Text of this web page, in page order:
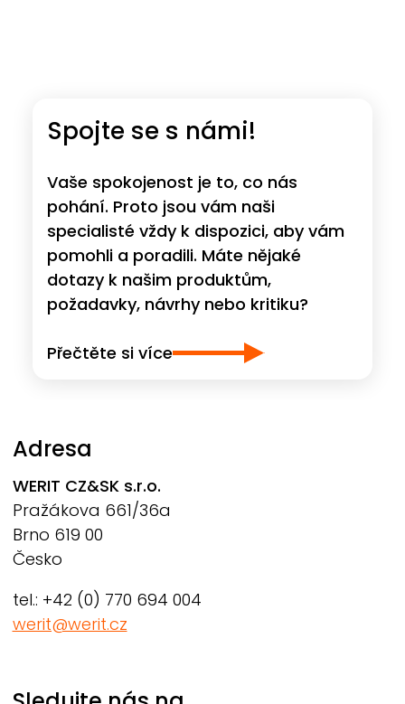
Spojte se s námi!
Vaše spokojenost je to, co nás
pohání. Proto jsou vám naši
specialisté vždy k dispozici, aby vám
pomohli a poradili. Máte nějaké
dotazy k našim produktům,
požadavky, návrhy nebo kritiku?
Přečtěte si více
Adresa
WERIT CZ&SK s.r.o.
Pražákova 661/36a
Brno 619 00
Česko
tel.: +42 (0) 770 694 004
werit@werit.cz